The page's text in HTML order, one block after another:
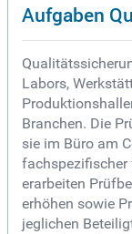
Aufgaben
Labors,
Branchen. Die
sie im Büro am
fachspezifischer
erarbeiten
erhöhen sowie
jeglichen